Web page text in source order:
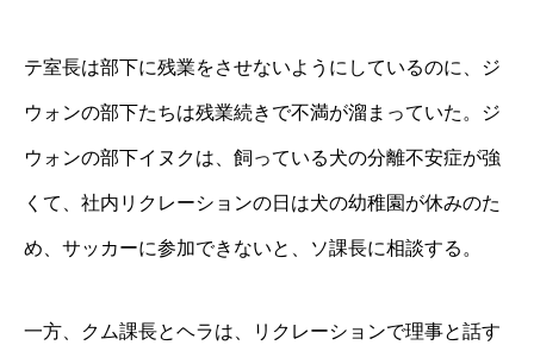
テ室長は部下に残業をさせないようにしているのに、ジ
ウォンの部下たちは残業続きで不満が溜まっていた。ジ
ウォンの部下イヌクは、飼っている犬の分離不安症が強
くて、社内リクレーションの日は犬の幼稚園が休みのた
め、サッカーに参加できないと、ソ課長に相談する。
一方、クム課長とヘラは、リクレーションで理事と話す